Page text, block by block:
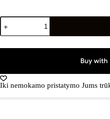
produkto
kiekis:
REIMA
Iki nemokamo pristatymo Jums